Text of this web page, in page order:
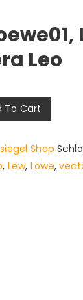
Leo
To Cart
Shop
,Lew,Löwe,